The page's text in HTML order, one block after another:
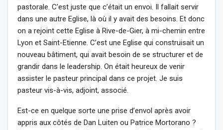
pastorale. C’est juste que c’était un envoi. Il fallait servir
dans une autre Eglise, là où il y avait des besoins. Et donc
on a rejoint cette Eglise à Rive-de-Gier, à mi-chemin entre
Lyon et Saint-Etienne. C’est une Eglise qui construisait un
nouveau bâtiment, qui avait besoin de se structurer et de
grandir dans le leadership. On était heureux de venir
assister le pasteur principal dans ce projet. Je suis
pasteur vis-à-vis, adjoint, associé.
Est-ce en quelque sorte une prise d’envol après avoir
appris aux côtés de Dan Luiten ou Patrice Mortorano ?